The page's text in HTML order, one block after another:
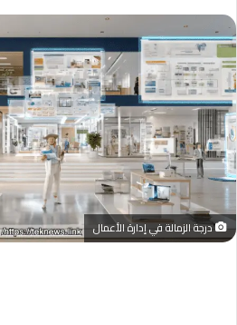
درجة الزمالة في إدارة الأعمال